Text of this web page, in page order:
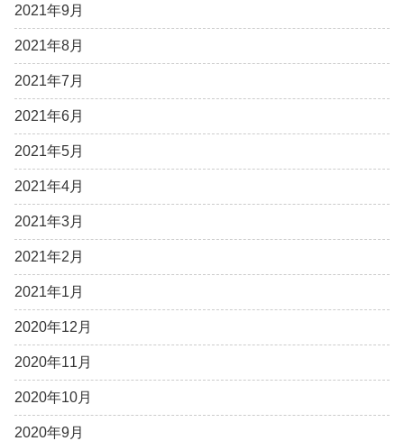
2021年9月
2021年8月
2021年7月
2021年6月
2021年5月
2021年4月
2021年3月
2021年2月
2021年1月
2020年12月
2020年11月
2020年10月
2020年9月